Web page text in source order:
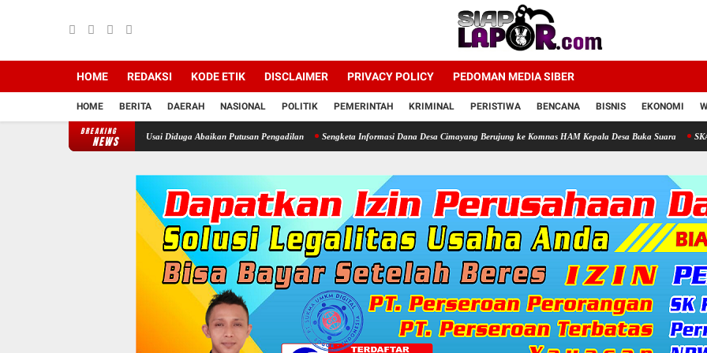
HOME REDAKSI KODE ETIK DISCLAIMER PRIVACY POLICY PEDOMAN MEDIA SIBER
HOME BERITA DAERAH NASIONAL POLITIK PEMERINTAH KRIMINAL PERISTIWA BENCANA BISNIS EKONOMI
BREAKING
NEWS
Desa Cimayang Usai Diduga Abaikan Putusan Pengadilan Sengketa Informasi Dana Desa Cimayang Berujung ke Komnas HAM Kepala Desa Buka Suara SKANDAL